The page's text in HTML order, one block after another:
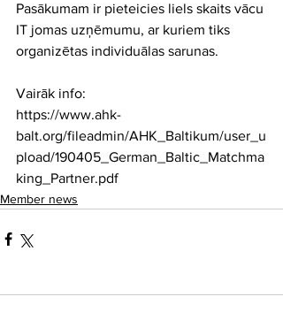
Pasākumam ir pieteicies liels skaits vācu
IT jomas uzņēmumu, ar kuriem tiks
organizētas individuālas sarunas.
Vairāk info:
https://www.ahk-
balt.org/fileadmin/AHK_Baltikum/user_u
pload/190405_German_Baltic_Matchma
king_Partner.pdf
Member news